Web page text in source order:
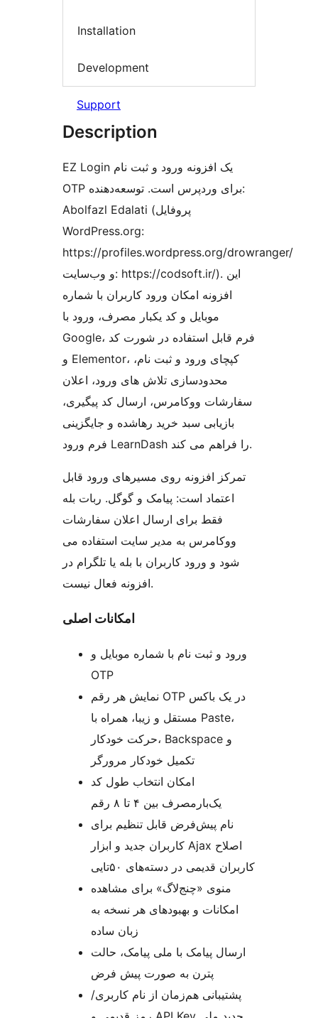
Installation
Development
Support
Description
EZ Login یک افزونه ورود و ثبت نام
OTP برای وردپرس است. توسعه‌دهنده:
Abolfazl Edalati (پروفایل
WordPress.org:
https://profiles.wordpress.org/drowranger/
و وب‌سایت: https://codsoft.ir/). این
افزونه امکان ورود کاربران با شماره
موبایل و کد یکبار مصرف، ورود با
Google، فرم قابل استفاده در شورت کد
و Elementor، کپچای ورود و ثبت نام،
محدودسازی تلاش های ورود، اعلان
سفارشات ووکامرس، ارسال کد پیگیری،
بازیابی سبد خرید رهاشده و جایگزینی
فرم ورود LearnDash را فراهم می کند.
تمرکز افزونه روی مسیرهای ورود قابل
اعتماد است: پیامک و گوگل. ربات بله
فقط برای ارسال اعلان سفارشات
ووکامرس به مدیر سایت استفاده می
شود و ورود کاربران با بله یا تلگرام در
افزونه فعال نیست.
امکانات اصلی
ورود و ثبت نام با شماره موبایل و
OTP
نمایش هر رقم OTP در یک باکس
مستقل و زیبا، همراه با Paste،
حرکت خودکار، Backspace و
تکمیل خودکار مرورگر
امکان انتخاب طول کد
یک‌بارمصرف بین ۴ تا ۸ رقم
نام پیش‌فرض قابل تنظیم برای
کاربران جدید و ابزار Ajax اصلاح
کاربران قدیمی در دسته‌های ۵۰تایی
منوی «چنج‌لاگ» برای مشاهده
امکانات و بهبودهای هر نسخه به
زبان ساده
ارسال پیامک با ملی پیامک، حالت
پترن به صورت پیش فرض
پشتیبانی هم‌زمان از نام کاربری/